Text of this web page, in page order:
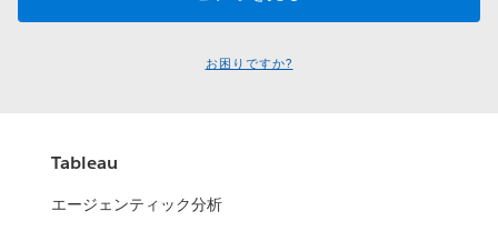
お困りですか?
Tableau
エージェンティック分析